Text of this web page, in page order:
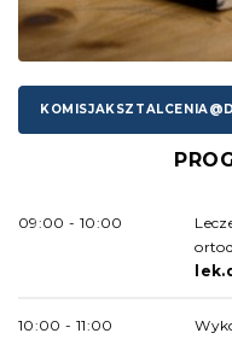
09:00 - 10:00
10:00 - 11:00